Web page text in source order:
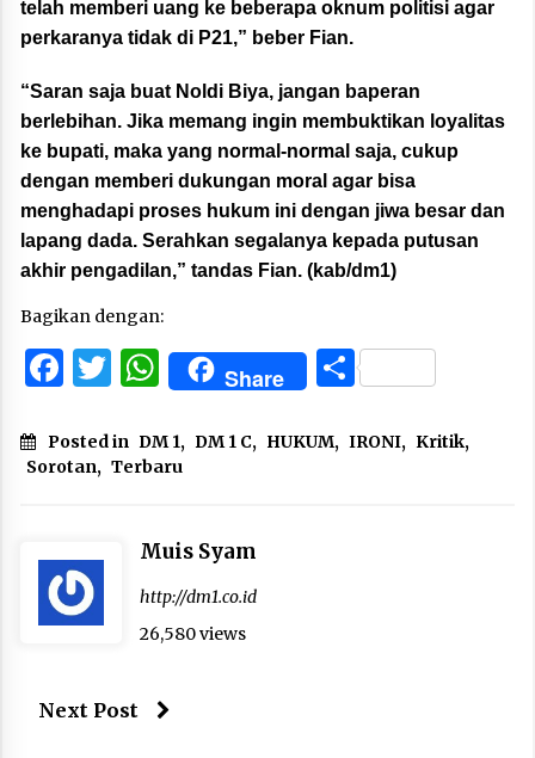
telah memberi uang ke beberapa oknum politisi agar
perkaranya tidak di P21,” beber Fian.
“Saran saja buat Noldi Biya, jangan baperan
berlebihan. Jika memang ingin membuktikan loyalitas
ke bupati, maka yang normal-normal saja, cukup
dengan memberi dukungan moral agar bisa
menghadapi proses hukum ini dengan jiwa besar dan
lapang dada. Serahkan segalanya kepada putusan
akhir pengadilan,” tandas Fian. (kab/dm1)
Bagikan dengan:
Facebook
Twitter
WhatsApp
Share Share
Posted in DM 1, DM 1 C, HUKUM, IRONI, Kritik,
Sorotan, Terbaru
Muis Syam
http://dm1.co.id
26,580 views
Next Post